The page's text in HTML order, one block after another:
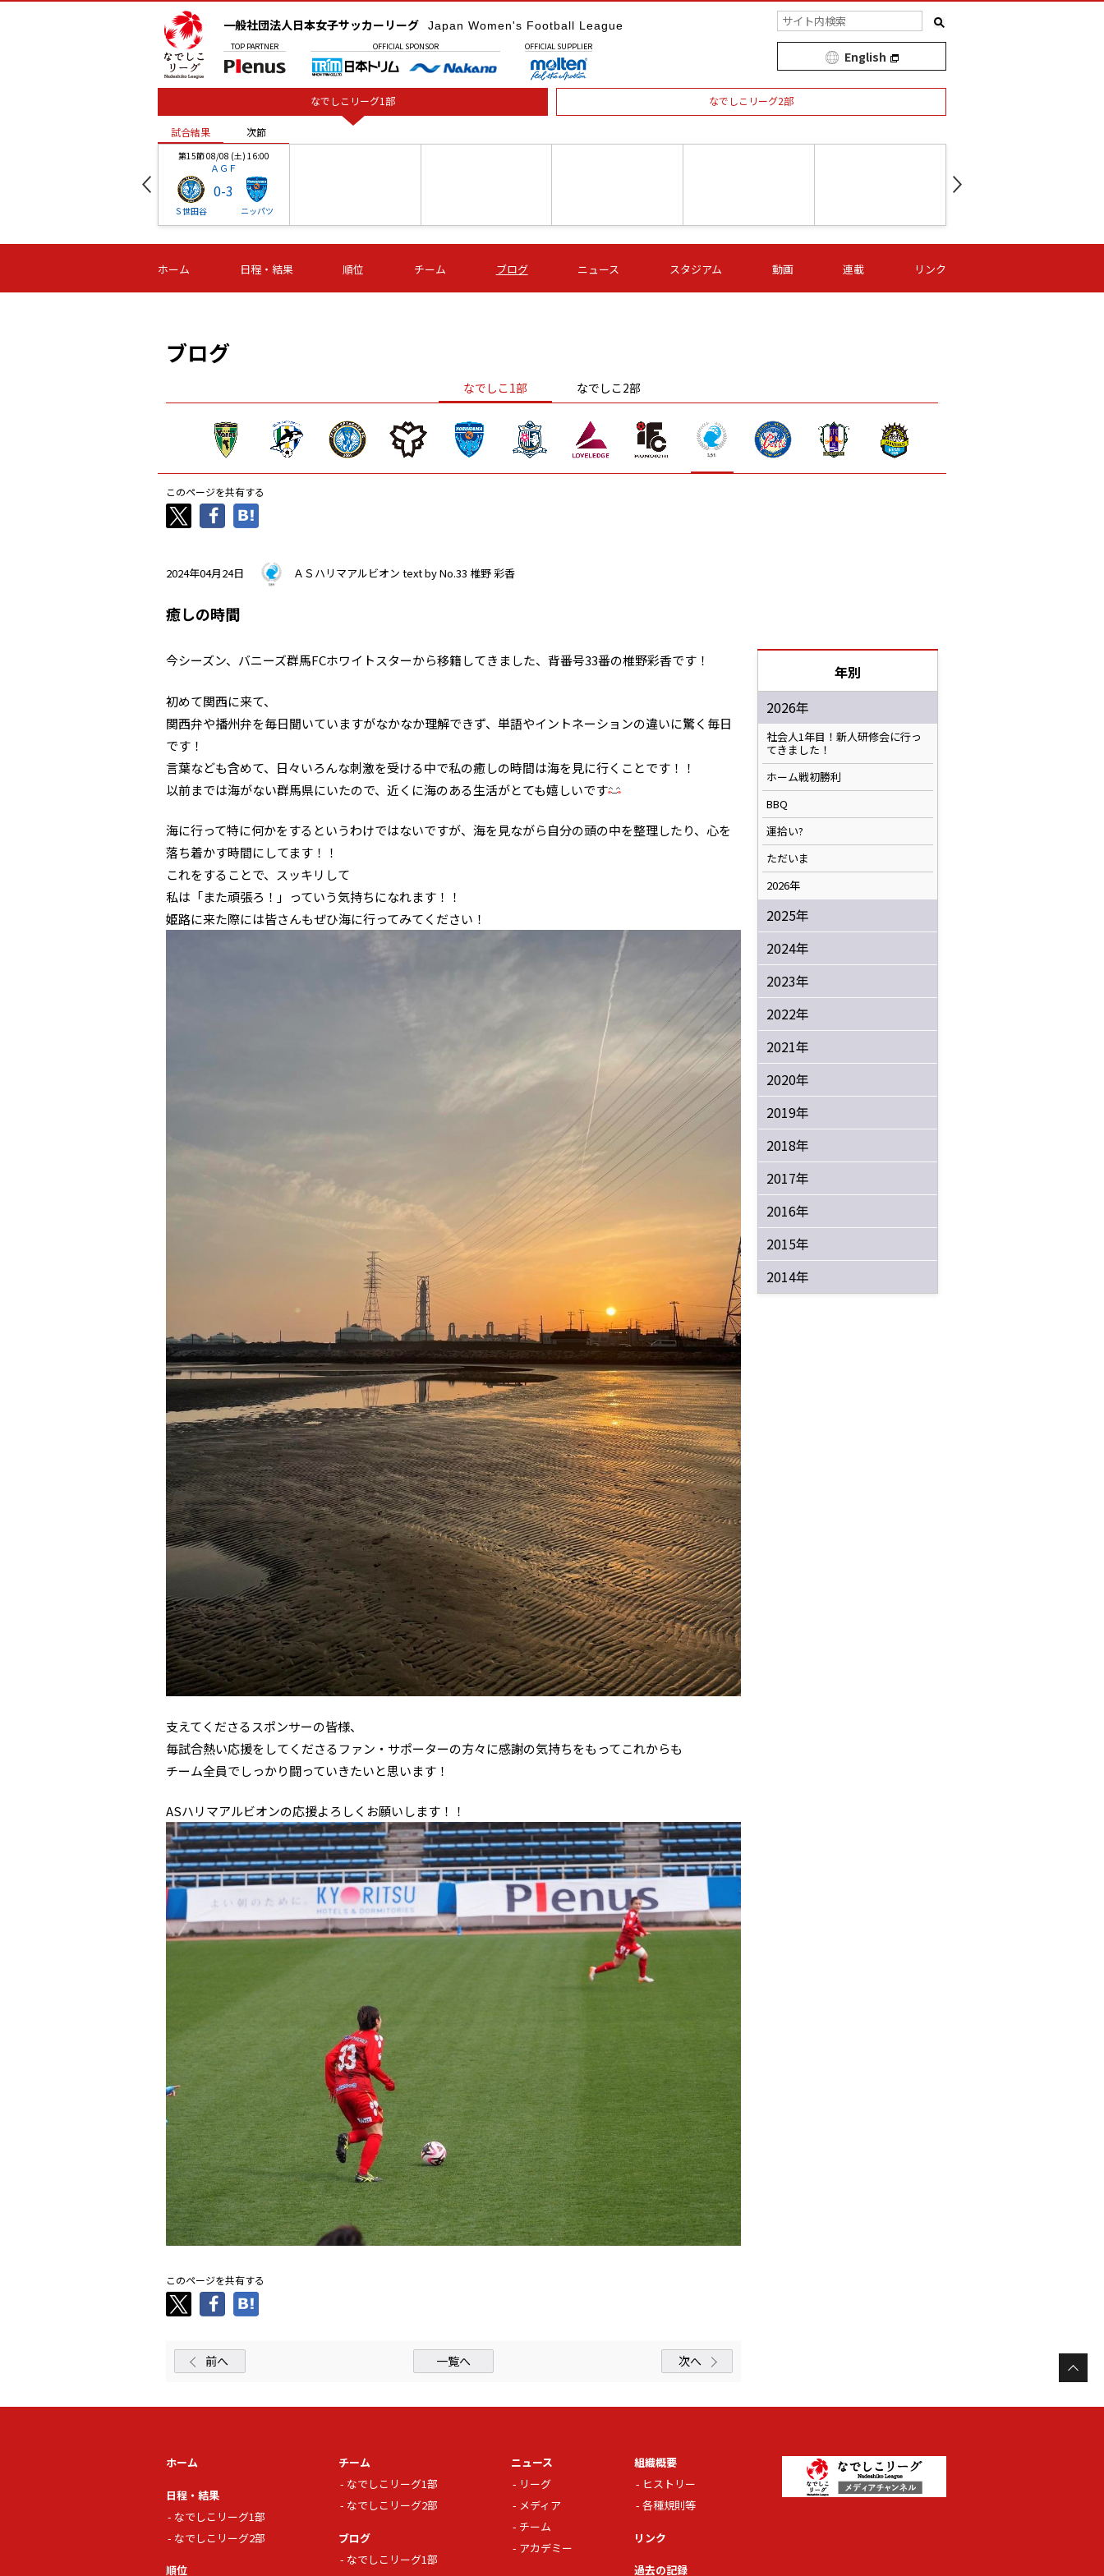
一般社団法人日本女子サッカーリーグ Japan Women's Football League
TOP PARTNER OFFICIAL SPONSOR OFFICIAL SUPPLIER
English
なでしこリーグ1部 なでしこリーグ2部
試合結果 次節
第15節 08/08 (土) 16:00
ＡＧＦ
Ｓ世田谷
0-3
ニッパツ
-
第16節 09/05 (土) 15:00
ニッパツ
-
第16節 09/05 (土) 15:00
石人の星
-
第16節 09/05 (土) 16:00
ＡＧＦ
-
いちご
-
第16節 09/06 (日) 15:00
-
第16節 09/06 (日) 15:00
- -
試合結果 次節
ホーム 日程・結果 順位 チーム ブログ ニュース スタジアム 動画 連載 リンク
ブログ
なでしこ1部 なでしこ2部
このページを共有する
2024年04月24日 ＡＳハリマアルビオン text by No.33 椎野 彩香
癒しの時間
今シーズン、バニーズ群馬FCホワイトスターから移籍してきました、背番号33番の椎野彩香です！
初めて関西に来て、
関西弁や播州弁を毎日聞いていますがなかなか理解できず、単語やイントネーションの違いに驚く毎日
です！
言葉なども含めて、日々いろんな刺激を受ける中で私の癒しの時間は海を見に行くことです！！
以前までは海がない群馬県にいたので、近くに海のある生活がとても嬉しいです
海に行って特に何かをするというわけではないですが、海を見ながら自分の頭の中を整理したり、心を
落ち着かす時間にしてます！！
これをすることで、スッキリして
私は「また頑張ろ！」っていう気持ちになれます！！
姫路に来た際には皆さんもぜひ海に行ってみてください！
支えてくださるスポンサーの皆様、
毎試合熱い応援をしてくださるファン・サポーターの方々に感謝の気持ちをもってこれからも
チーム全員でしっかり闘っていきたいと思います！
ASハリマアルビオンの応援よろしくお願いします！！
このページを共有する
前へ 一覧へ 次へ
年別
2026年
社会人1年目！新人研修会に行っ
てきました！
ホーム戦初勝利
BBQ
運拾い?
ただいま
2026年
2025年
2024年
2023年
2022年
2021年
2020年
2019年
2018年
2017年
2016年
2015年
2014年
ホーム
日程・結果
なでしこリーグ1部
なでしこリーグ2部
順位
チーム
なでしこリーグ1部
なでしこリーグ2部
ブログ
なでしこリーグ1部
ニュース
リーグ
メディア
チーム
アカデミー
組織概要
ヒストリー
各種規則等
リンク
過去の記録